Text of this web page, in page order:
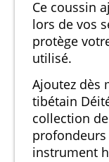
Ce coussin
lors de vos
protège
utilisé.
Ajoutez dès
tibétain
collection
profondeurs
instrument